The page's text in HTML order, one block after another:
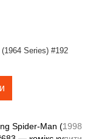
(1964 Series) #192